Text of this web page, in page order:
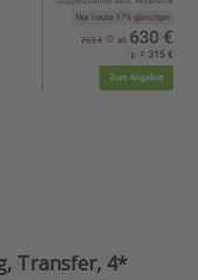
Transfer, 4*